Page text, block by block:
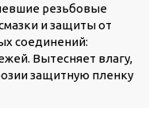
резьбовые
и защиты от
соединений:
Вытесняет влагу,
защитную пленку